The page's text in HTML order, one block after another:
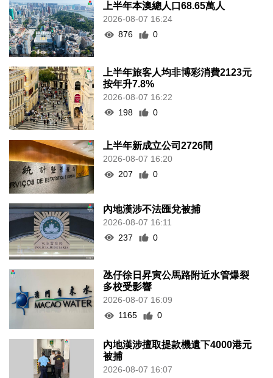
上半年本澳總人口68.65萬人
2026-08-07 16:24
876
0
上半年旅客人均非博彩消費2123元
按年升7.8%
2026-08-07 16:22
198
0
上半年新成立公司2726間
2026-08-07 16:20
207
0
內地漢涉不法匯兌被捕
2026-08-07 16:11
237
0
氹仔徐日昇寅公馬路附近水管爆裂
多校受影響
2026-08-07 16:09
1165
0
內地漢涉擅取提款機遺下4000港元
被捕
2026-08-07 16:07